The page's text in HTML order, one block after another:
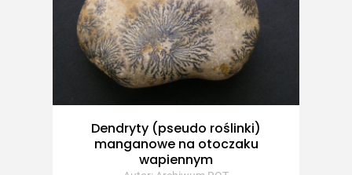
Dendryty (pseudo roślinki)
manganowe na otoczaku
wapiennym